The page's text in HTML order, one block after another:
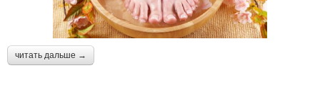
читать дальше →